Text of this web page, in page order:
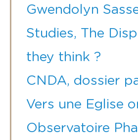
Gwendolyn
Studies, The
they think ?
CNDA, dossier
Vers une Eglise
Observatoire